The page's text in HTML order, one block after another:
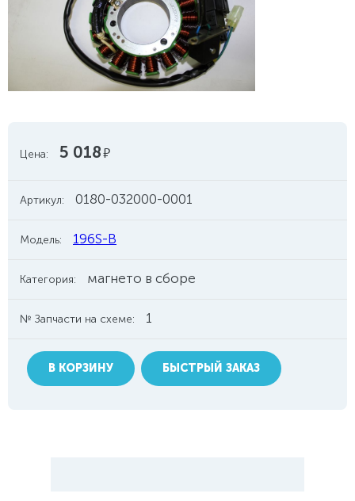
Цена: 5 018руб.
Артикул: 0180-032000-0001
Модель: 196S-B
Категория: магнето в сборе
№ Запчасти на схеме: 1
В КОРЗИНУ БЫСТРЫЙ ЗАКАЗ